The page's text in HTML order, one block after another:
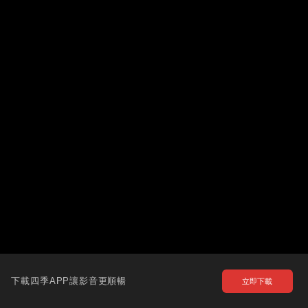
下載四季APP讓影音更順暢 立即下載